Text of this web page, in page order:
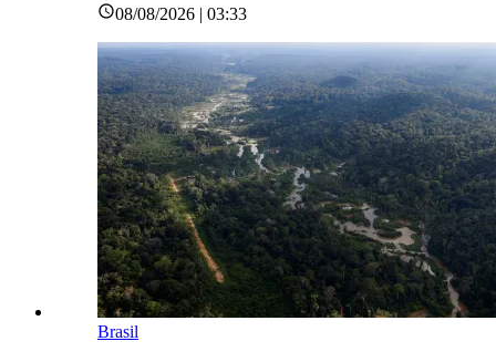
08/08/2026 | 03:33
Brasil